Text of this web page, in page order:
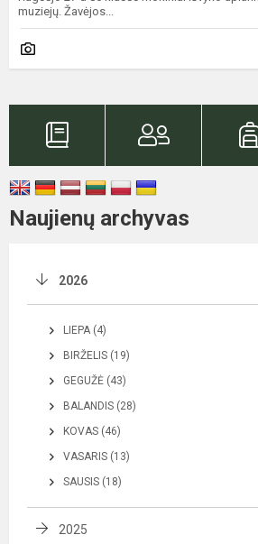
muziejų. Žavėjos...
Naujienų archyvas
2026
LIEPA (4)
BIRŽELIS (19)
GEGUŽĖ (43)
BALANDIS (28)
KOVAS (46)
VASARIS (13)
SAUSIS (18)
2025